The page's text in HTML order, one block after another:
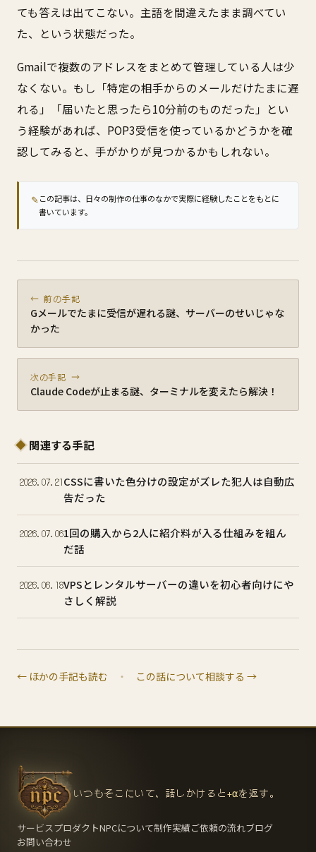
ても答えは出てこない。主語を間違えたまま調べてい
た、という状態だった。
Gmailで複数のアドレスをまとめて管理している人は少
なくない。もし「特定の相手からのメールだけたまに遅
れる」「届いたと思ったら10分前のものだった」とい
う経験があれば、POP3受信を使っているかどうかを確
認してみると、手がかりが見つかるかもしれない。
✎この記事は、日々の制作の仕事のなかで実際に経験したことをもとに
書いています。
← 前の手記
Gメールでたまに受信が遅れる謎、サーバーのせいじゃな
かった
次の手記 →
Claude Codeが止まる謎、ターミナルを変えたら解決！
関連する手記
2026.07.21CSSに書いた色分けの設定がズレた犯人は自動広
告だった
2026.07.061回の購入から2人に紹介料が入る仕組みを組ん
だ話
2026.06.18VPSとレンタルサーバーの違いを初心者向けにや
さしく解説
← ほかの手記も読む ・ この話について相談する →
いつもそこにいて、話しかけると+αを返す。
サービスプロダクトNPCについて制作実績ご依頼の流れブログ
お問い合わせ